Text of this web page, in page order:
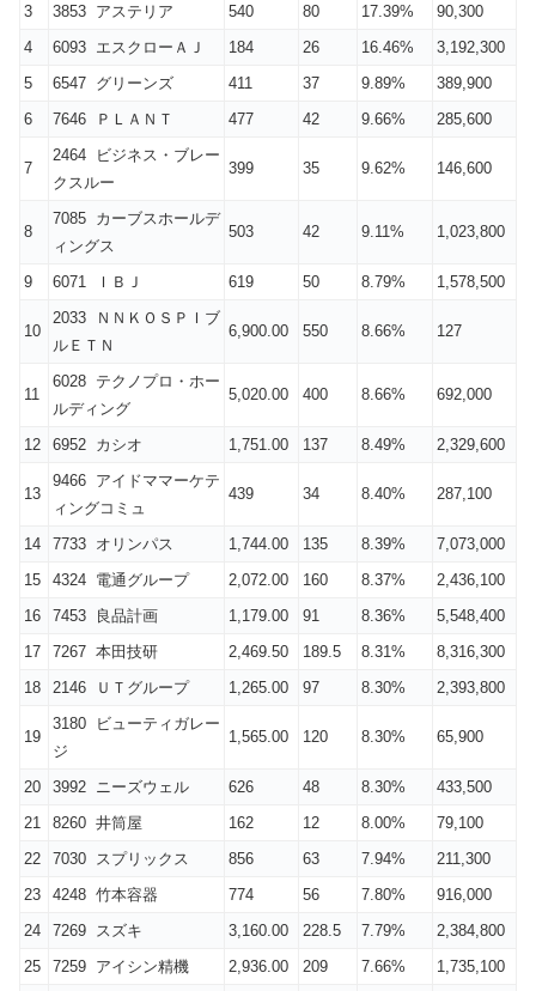
3 3853 アステリア 540 80 17.39%
90,300
4
6093 エスクローＡＪ 184 26 16.46%
3,192,300
5
6547 グリーンズ 411 37 9.89%
389,900
6
7646 ＰＬＡＮＴ 477 42 9.66% 285,600
7
2464 ビジネス・ブレー
クスルー
399 35 9.62% 146,600
8
7085 カーブスホールデ
ィングス
503 42 9.11% 1,023,800
9 6071 ＩＢＪ 619 50 8.79% 1,578,500
10
2033 ＮＮＫＯＳＰＩブ
ルＥＴＮ
6,900.00 550 8.66% 127
11
6028 テクノプロ・ホー
ルディング
5,020.00 400 8.66% 692,000
12 6952 カシオ 1,751.00 137 8.49% 2,329,600
13
9466 アイドママーケテ
ィングコミュ
439 34 8.40% 287,100
14 7733 オリンパス 1,744.00 135 8.39%
7,073,000
15
4324 電通グループ 2,072.00 160 8.37%
2,436,100
16
7453 良品計画 1,179.00 91 8.36%
5,548,400
17
7267 本田技研 2,469.50 189.5 8.31%
8,316,300
18
2146 ＵＴグループ 1,265.00 97 8.30% 2,393,800
19
3180 ビューティガレー
ジ
1,565.00 120 8.30% 65,900
20 3992 ニーズウェル 626 48 8.30%
433,500
21
8260 井筒屋 162 12 8.00%
79,100
22
7030 スプリックス 856 63 7.94%
211,300
23
4248 竹本容器 774 56 7.80%
916,000
24
7269 スズキ 3,160.00 228.5 7.79%
2,384,800
25
7259 アイシン精機 2,936.00 209 7.66% 1,735,100